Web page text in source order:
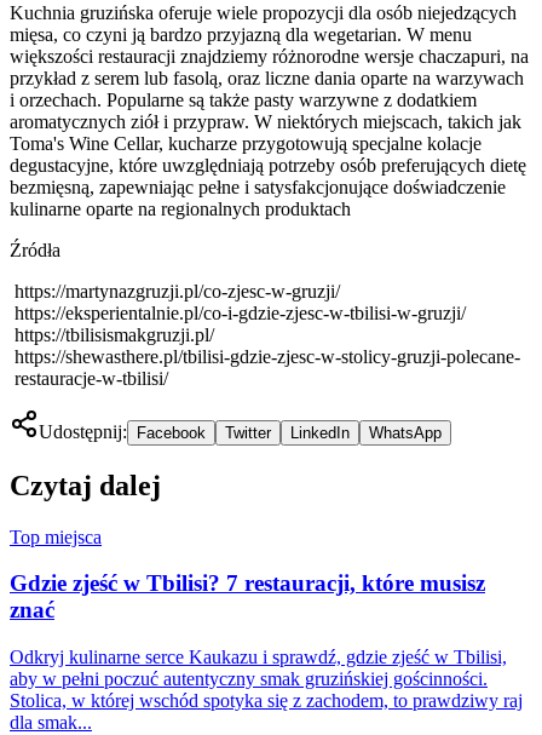
Kuchnia gruzińska oferuje wiele propozycji dla osób niejedzących
mięsa, co czyni ją bardzo przyjazną dla wegetarian. W menu
większości restauracji znajdziemy różnorodne wersje chaczapuri, na
przykład z serem lub fasolą, oraz liczne dania oparte na warzywach
i orzechach. Popularne są także pasty warzywne z dodatkiem
aromatycznych ziół i przypraw. W niektórych miejscach, takich jak
Toma's Wine Cellar, kucharze przygotowują specjalne kolacje
degustacyjne, które uwzględniają potrzeby osób preferujących dietę
bezmięsną, zapewniając pełne i satysfakcjonujące doświadczenie
kulinarne oparte na regionalnych produktach
Źródła
https://martynazgruzji.pl/co-zjesc-w-gruzji/
https://eksperientalnie.pl/co-i-gdzie-zjesc-w-tbilisi-w-gruzji/
https://tbilisismakgruzji.pl/
https://shewasthere.pl/tbilisi-gdzie-zjesc-w-stolicy-gruzji-polecane-
restauracje-w-tbilisi/
Udostępnij: Facebook Twitter LinkedIn WhatsApp
Czytaj dalej
Top miejsca
Gdzie zjeść w Tbilisi? 7 restauracji, które musisz
znać
Odkryj kulinarne serce Kaukazu i sprawdź, gdzie zjeść w Tbilisi,
aby w pełni poczuć autentyczny smak gruzińskiej gościnności.
Stolica, w której wschód spotyka się z zachodem, to prawdziwy raj
dla smak...